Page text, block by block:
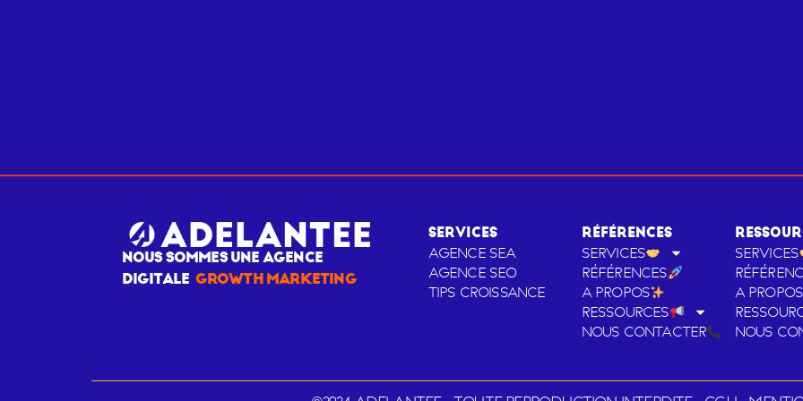
NOUS SOMMES UNE AGENCE
DIGITALE GROWTH MARKETING
SERVICES
AGENCE SEA
AGENCE SEO
TIPS CROISSANCE
RÉFÉRENCES
SERVICES
RÉFÉRENCES
A PROPOS
RESSOURCES
NOUS CONTACTER
SERVICES
A PROPOS
NOUS